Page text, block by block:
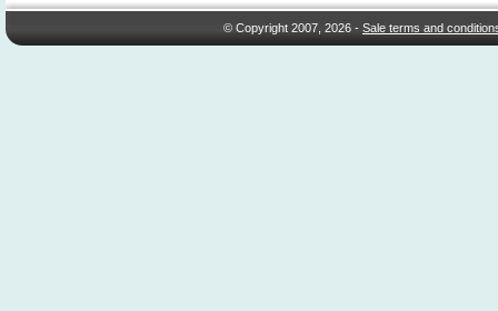
© Copyright 2007, 2026 -Sale terms and